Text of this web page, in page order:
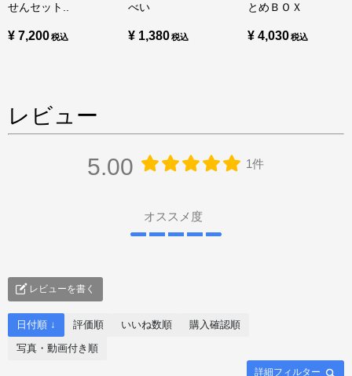
せんセット..
¥ 7,200
べい
¥ 1,380
とめＢＯＸ
¥ 4,030
レビュー
5.00 1件
オススメ度
レビューを書く
詳細フィルター
日付順 ↓ 評価順 いいね数順
購入確認順
写真・動画付き順